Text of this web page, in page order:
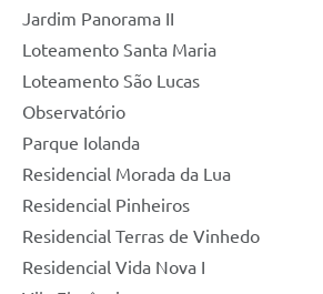
Jardim Panorama II
Loteamento Santa Maria
Loteamento São Lucas
Observatório
Parque Iolanda
Residencial Morada da Lua
Residencial Pinheiros
Residencial Terras de Vinhedo
Residencial Vida Nova I